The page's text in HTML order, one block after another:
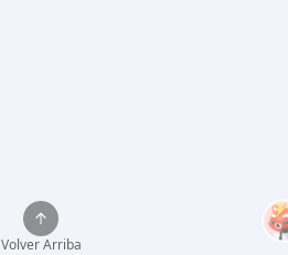
Volver Arriba